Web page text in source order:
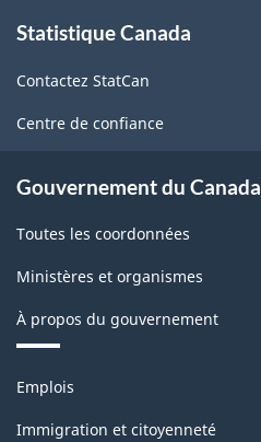
population
active
(EPA)
-
de
la
classification
propos
ce
site
Statistique Canada
Contactez StatCan
Centre de confiance
Gouvernement du Canada
Toutes les coordonnées
Ministères et organismes
À propos du gouvernement
Thèmes
sujets
Emplois
Immigration et citoyenneté